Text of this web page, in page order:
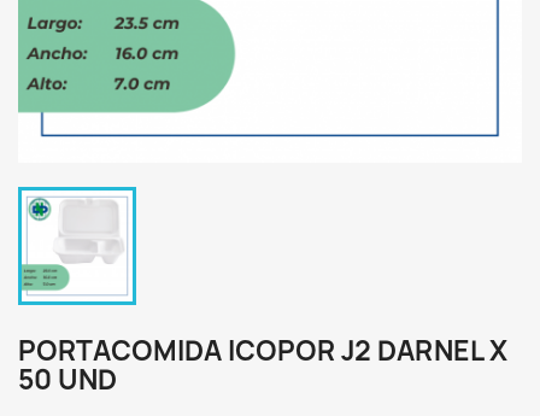
PORTACOMIDA ICOPOR J2 DARNEL X
50 UND